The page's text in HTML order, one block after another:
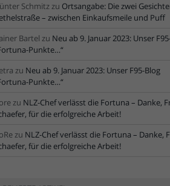
Schmitzzu Ortsangabe: Die zwei
– zwischen Einkaufsmeile und Puff
Bartel zu Neu ab 9. Januar 2023: Unser
Punkte…“
zu Neu ab 9. Januar 2023: Unser F95-Blog
Punkte…“
zu NLZ-Chef verlässt die Fortuna – Danke,
für die erfolgreiche Arbeit!
zu NLZ-Chef verlässt die Fortuna – Danke,
für die erfolgreiche Arbeit!